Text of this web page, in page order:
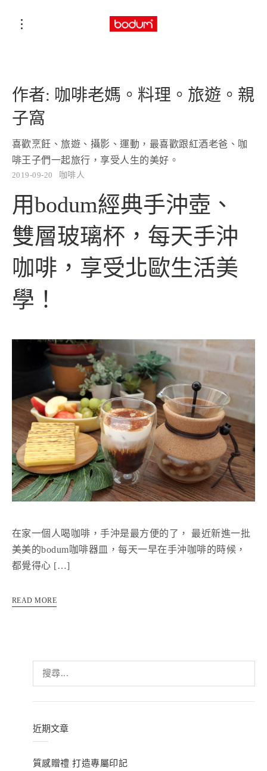
作者: 咖啡老媽。料理。旅遊。親
子窩
喜歡烹飪、旅遊、攝影、運動，最喜歡跟紅酒老爸、咖
啡王子們一起旅行，享受人生的美好。
2019-09-20 咖啡人
用bodum經典手沖壺、
雙層玻璃杯，每天手沖
咖啡，享受北歐生活美
學！
在家一個人喝咖啡，手沖是最方便的了， 最近新進一批
美美的bodum咖啡器皿，每天一早在手沖咖啡的時候，
都覺得心 […]
READ MORE
字:
近期文章
質感贈禮 打造專屬印記